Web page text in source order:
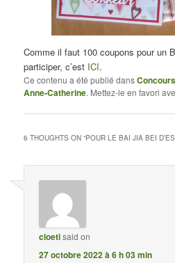
Comme il faut 100 coupons pour un
participer, c’est ICI.
Ce contenu a été publié dans
Anne-Catherine. Mettez-le en favori
6 THOUGHTS ON “POUR LE BAI JIA BEI
cloetisaid on
27 octobre 2022 à 6 h 03 min